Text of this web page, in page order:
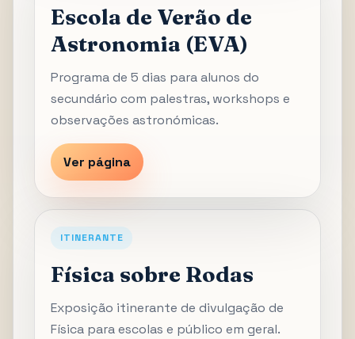
Escola de Verão de
Astronomia (EVA)
Programa de 5 dias para alunos do
secundário com palestras, workshops e
observações astronómicas.
Ver página
ITINERANTE
Física sobre Rodas
Exposição itinerante de divulgação de
Física para escolas e público em geral.